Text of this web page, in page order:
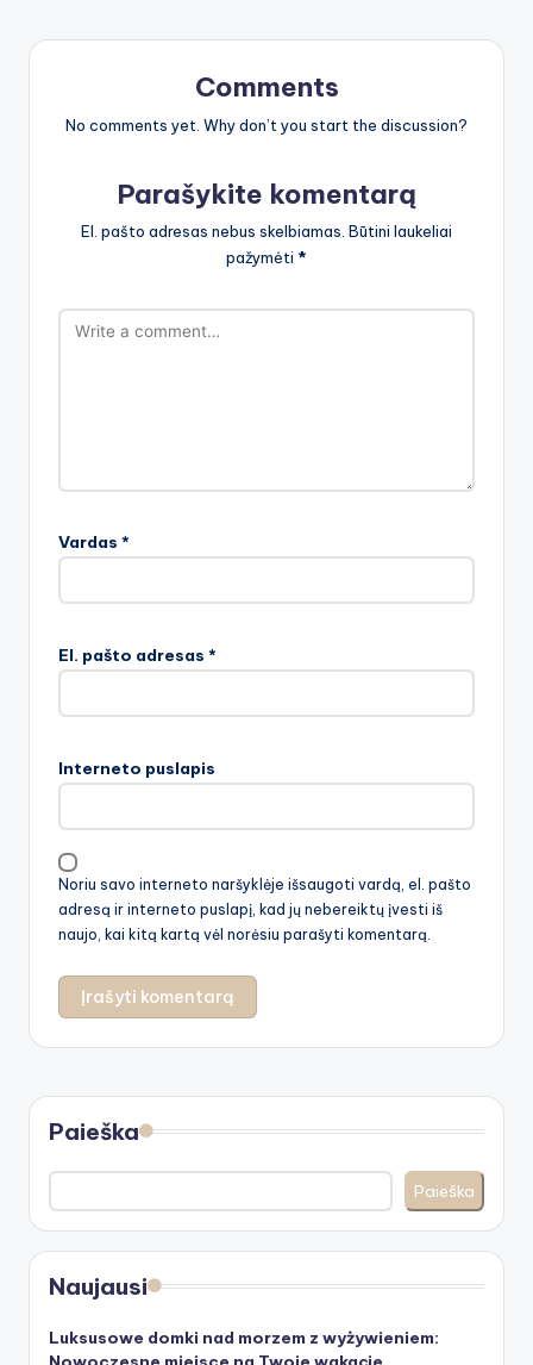
Comments
No comments yet. Why don’t you start the discussion?
Parašykite komentarą
El. pašto adresas nebus skelbiamas. Būtini laukeliai
pažymėti *
Vardas *
El. pašto adresas *
Interneto puslapis
Noriu savo interneto naršyklėje išsaugoti vardą, el. pašto
adresą ir interneto puslapį, kad jų nebereiktų įvesti iš
naujo, kai kitą kartą vėl norėsiu parašyti komentarą.
Paieška
Paieška
Naujausi
Luksusowe domki nad morzem z wyżywieniem: